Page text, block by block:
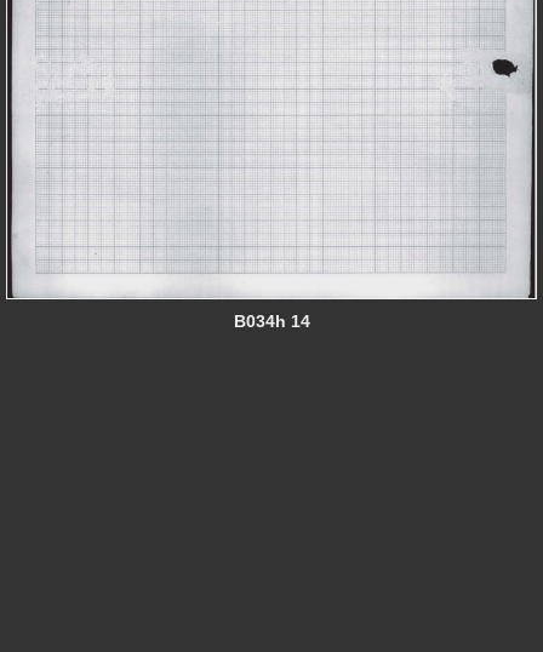
B034h 14